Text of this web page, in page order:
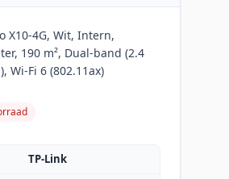
X10-4G, Wit, Intern,
190 m², Dual-band (2.4
Wi-Fi 6 (802.11ax)
TP-Link